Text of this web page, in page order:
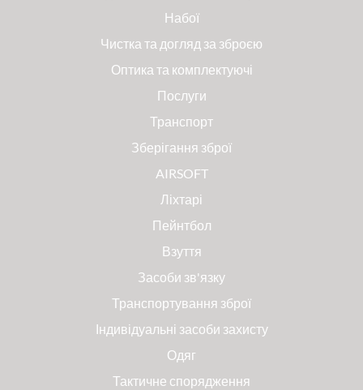
Набої
Чистка та догляд за зброєю
Оптика та комплектуючі
Послуги
Транспорт
Зберігання зброї
AIRSOFT
Ліхтарі
Пейнтбол
Взуття
Засоби зв'язку
Транспортування зброї
Індивідуальні засоби захисту
Одяг
Тактичне спорядження